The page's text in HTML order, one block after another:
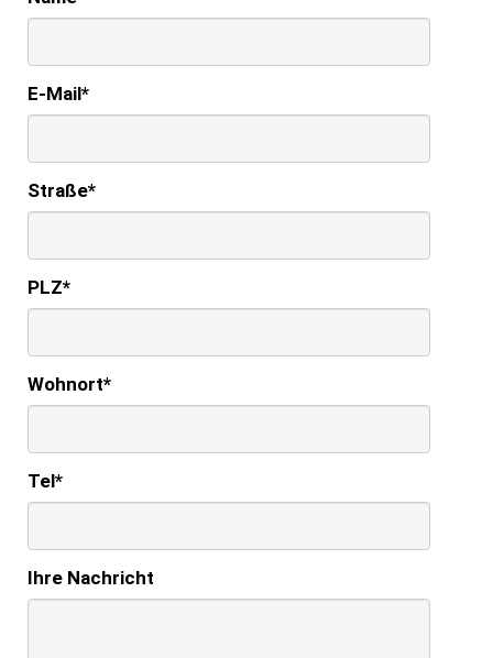
E-Mail*
Straße*
PLZ*
Wohnort*
Tel*
Ihre Nachricht